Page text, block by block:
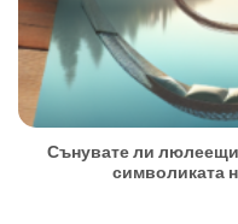
Сънувате ли люлеещи
символиката